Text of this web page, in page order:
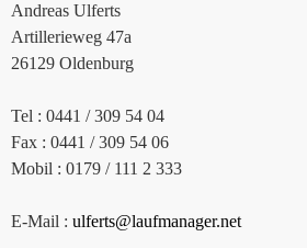
Andreas Ulferts
Artillerieweg 47a
26129 Oldenburg
Tel : 0441 / 309 54 04
Fax : 0441 / 309 54 06
Mobil : 0179 / 111 2 333
E-Mail : ulferts@laufmanager.net